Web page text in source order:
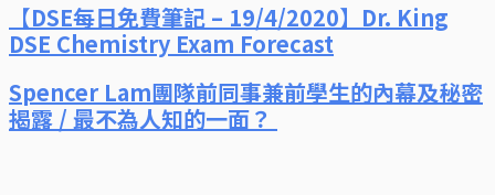
【DSE每日免費筆記 – 19/4/2020】Dr. King
DSE Chemistry Exam Forecast
Spencer Lam團隊前同事兼前學生的內幕及秘密
揭露 / 最不為人知的一面？